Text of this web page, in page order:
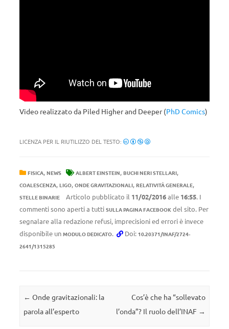
Video realizzato da Piled Higher and Deeper (PhD Comics)
LICENZA PER IL RIUTILIZZO DEL TESTO:
FISICA, NEWS ALBERT EINSTEIN, BUCHI NERI STELLARI,
COALESCENZA, LIGO, ONDE GRAVITAZIONALI, RELATIVITÀ GENERALE,
STELLE BINARIE Articolo pubblicato il 11/02/2016alle 16:55. I
commenti sono aperti a tutti SULLA PAGINA FACEBOOK del sito. Per
segnalare alla redazione refusi, imprecisioni ed errori è invece
disponibile un MODULO DEDICATO. Doi: 10.20371/INAF/2724-
2641/1315285
Navigazione articolo
← Onde gravitazionali: la
parola all’esperto
Cos’è che ha “sollevato
l’onda”? Il ruolo dell’INAF →